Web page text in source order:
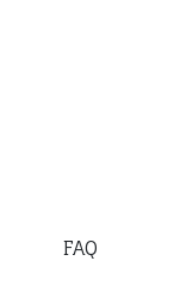
FAQ